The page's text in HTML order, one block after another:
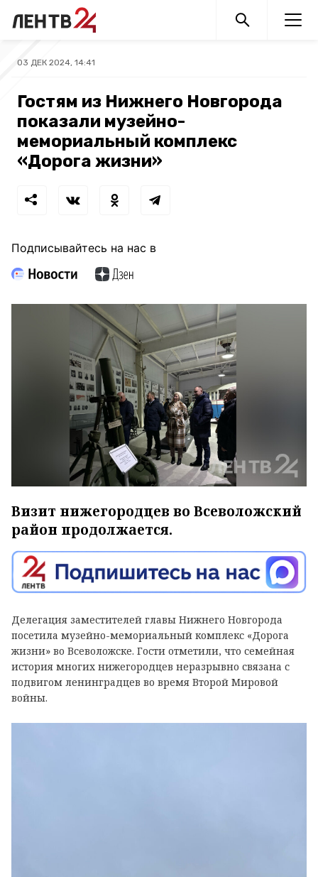
03 ДЕК 2024, 14:41
Гостям из Нижнего Новгорода
показали музейно-
мемориальный комплекс
«Дорога жизни»
Подписывайтесь на нас в
Визит нижегородцев во Всеволожский
район продолжается.
Делегация заместителей главы Нижнего Новгорода
посетила музейно-мемориальный комплекс «Дорога
жизни» во Всеволожске. Гости отметили, что семейная
история многих нижегородцев неразрывно связана с
подвигом ленинградцев во время Второй Мировой
войны.